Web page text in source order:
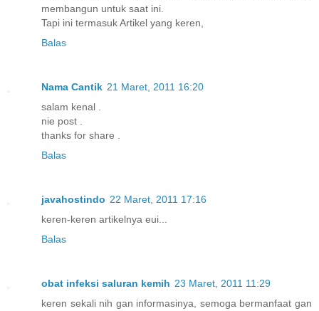
membangun untuk saat ini.
Tapi ini termasuk Artikel yang keren,
Balas
Nama Cantik 21 Maret, 2011 16:20
salam kenal .
nie post .
thanks for share .
Balas
javahostindo 22 Maret, 2011 17:16
keren-keren artikelnya eui...
Balas
obat infeksi saluran kemih 23 Maret, 2011 11:29
keren sekali nih gan informasinya, semoga bermanfaat gan